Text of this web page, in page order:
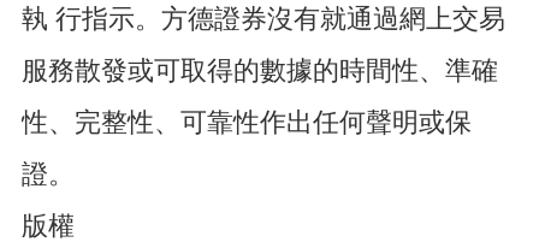
執 行指示。方德證券沒有就通過網上交易
服務散發或可取得的數據的時間性、準確
性、完整性、可靠性作出任何聲明或保
證。
版權